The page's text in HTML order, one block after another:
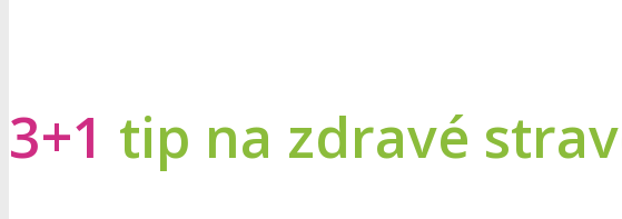
3+1 tip na zdravé